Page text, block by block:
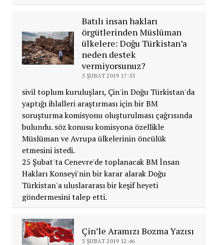
Batılı insan hakları
örgütlerinden Müslüman
ülkelere: Doğu Türkistan’a
neden destek
vermiyorsunuz?
5 ŞUBAT 2019 17:55
sivil toplum kuruluşları, Çin'in Doğu Türkistan'da
yaptığı ihlalleri araştırması için bir BM
soruşturma komisyonu oluşturulması çağrısında
bulundu. söz konusu komisyona özellikle
Müslüman ve Avrupa ülkelerinin öncülük
etmesini istedi.
25 Şubat'ta Cenevre'de toplanacak BM İnsan
Hakları Konseyi'nin bir karar alarak Doğu
Türkistan'a uluslararası bir keşif heyeti
göndermesini talep etti.
Çin’le Aramızı Bozma Yazısı
5 ŞUBAT 2019 12:46